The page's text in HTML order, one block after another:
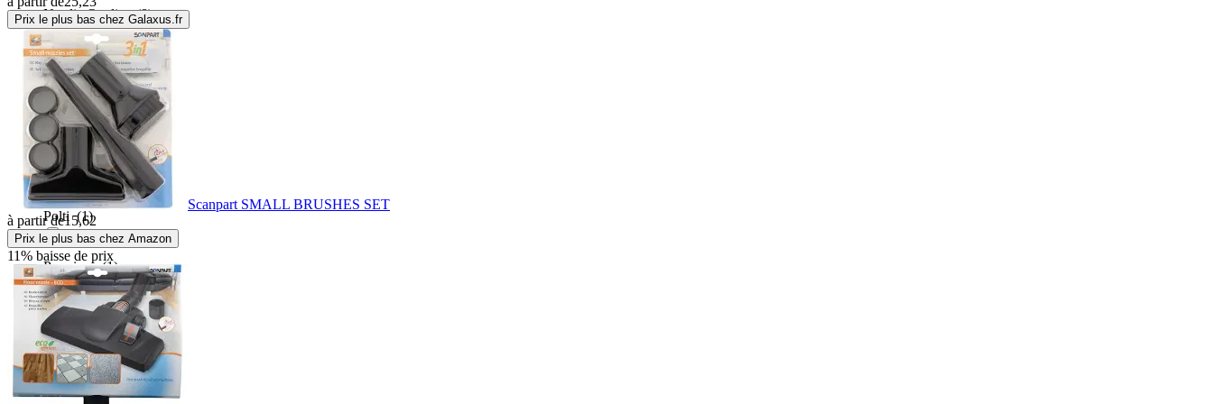
Nordic Quality(8)
Numatic(8)
OEM(1)
Philips (8)
Polti(1)
Premium(1)
Rapid (1)
Rowenta(9)
Prix le plus bas chez Galaxus.fr
Scanpart SMALL BRUSHES SET
à partir de15,62
Prix le plus bas chez Amazon
11% baisse de prix